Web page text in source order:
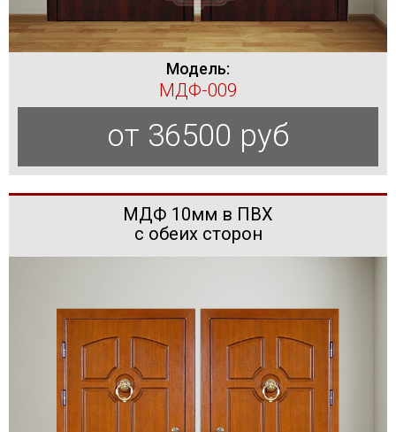
Модель:
МДФ-009
от 36500 руб
МДФ 10мм в ПВХ
с обеих сторон